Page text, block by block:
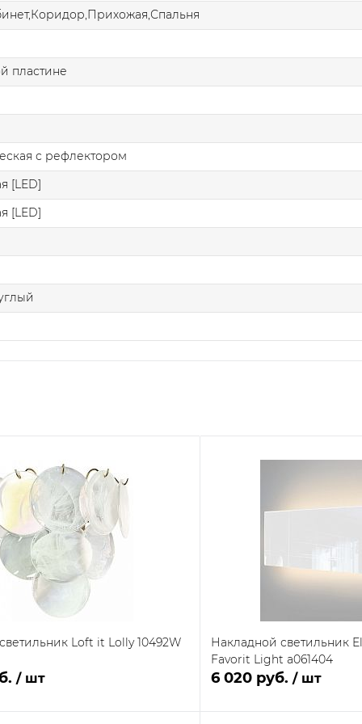
пластине
с рефлектором
[LED]
[LED]
Loft it Lolly 10492W
/ шт
Накладной светильник
Favorit Light a061404
6 020 руб. / шт